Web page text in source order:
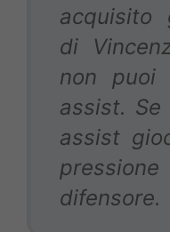
acquisito
di
non
assist.
assist
difensore.